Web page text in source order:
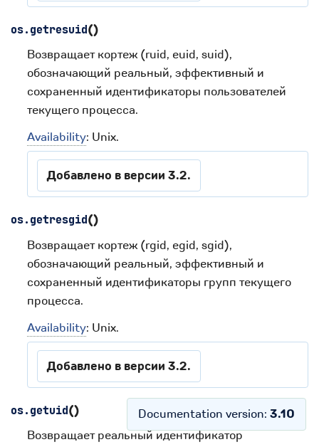
os. getresuid ()
Возвращает кортеж (ruid, euid, suid),
обозначающий реальный, эффективный и
сохраненный идентификаторы пользователей
текущего процесса.
Availability: Unix.
Добавлено в версии 3.2.
os. getresgid ()
Возвращает кортеж (rgid, egid, sgid),
обозначающий реальный, эффективный и
сохраненный идентификаторы групп текущего
процесса.
Availability: Unix.
Добавлено в версии 3.2.
os. getuid()
Возвращает реальный идентификатор
Documentation version: 3.10